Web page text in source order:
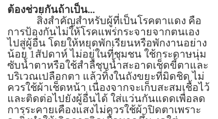
ต้องช่วยกันถ้าเป็น...
สิ่งสำคัญสำหรับผู้ที่เป็นโรคตาแดง คือ
การป้องกันไม่ให้โรคแพร่กระจายจากตนเอง
ไปสู่ผู้อื่น โดยให้หยุดพักเรียนหรือพักงานอย่าง
น้อย 1สัปดาห์ ไม่อยู่ในที่ชุมชน ใช้กระดาษนุ่ม
ซับน้ำตาหรือใช้สำลีชุบน้ำสะอาดเช็ดขี้ตาและ
บริเวณเปลือกตา แล้วทิ้งในถังขยะที่มิดชิด ไม่
ควรใช้ผ้าเช็ดหน้า เนื่องจากจะเก็บสะสมเชื้อไว้
และติดต่อไปยังผู้อื่นได้ ใส่แว่นกันแดดเพื่อลด
การระคายเคืองแสงไม่ควรใช้ผ้าปิดตาเพราะ